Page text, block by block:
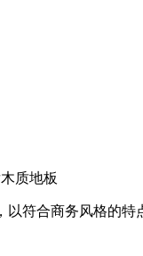
质地板
以符合商务风格的特